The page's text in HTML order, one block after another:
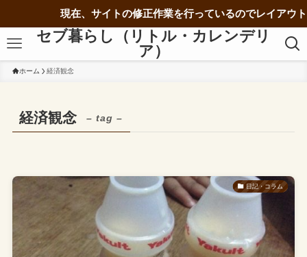
現在、サイトの修正作業を行っているのでレイアウト
セブ暮らし（リトル・カレンデリ
ア）
ホーム 経済観念
経済観念 – tag –
日記・コラム